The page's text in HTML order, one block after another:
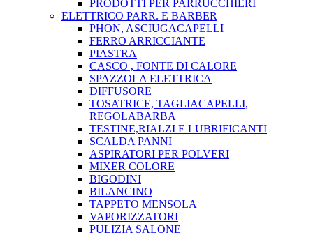
PRODOTTI PER PARRUCCHIERI
ELETTRICO PARR. E BARBER
PHON, ASCIUGACAPELLI
FERRO ARRICCIANTE
PIASTRA
CASCO , FONTE DI CALORE
SPAZZOLA ELETTRICA
DIFFUSORE
TOSATRICE, TAGLIACAPELLI,
REGOLABARBA
TESTINE,RIALZI E LUBRIFICANTI
SCALDA PANNI
ASPIRATORI PER POLVERI
MIXER COLORE
BIGODINI
BILANCINO
TAPPETO MENSOLA
VAPORIZZATORI
PULIZIA SALONE